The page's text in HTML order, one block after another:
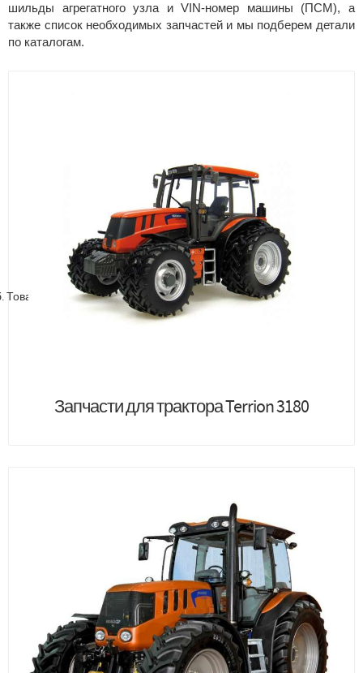
Товар добавлен в корзину Товаров в корзинена сумму
шильды агрегатного узла и VIN-номер машины (ПСМ), а
также список необходимых запчастей и мы подберем детали
по каталогам.
Запчасти для трактора Terrion 3180